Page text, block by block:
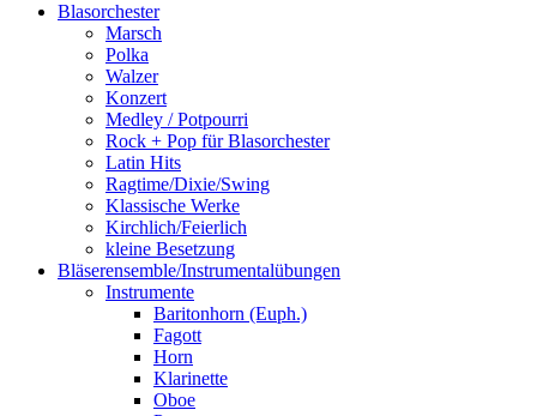
Blasorchester
Marsch
Polka
Walzer
Konzert
Medley / Potpourri
Rock + Pop für Blasorchester
Latin Hits
Ragtime/Dixie/Swing
Klassische Werke
Kirchlich/Feierlich
kleine Besetzung
Bläserensemble/Instrumentalübungen
Instrumente
Baritonhorn (Euph.)
Fagott
Horn
Klarinette
Oboe